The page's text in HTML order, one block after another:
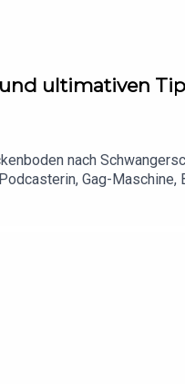
ultimativen
nach
Gag-Maschine,
Erfahrungen mit
bedeutet und wie das
und lehrreich! Und